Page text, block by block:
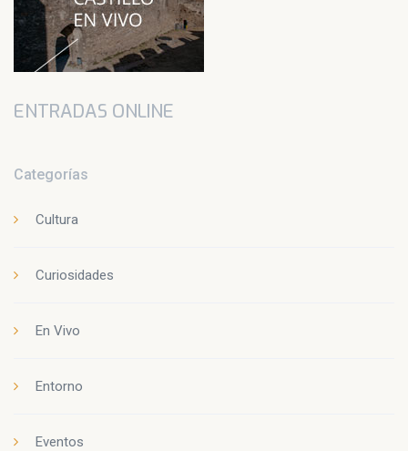
ENTRADAS ONLINE
Categorías
Cultura
Curiosidades
En Vivo
Entorno
Eventos